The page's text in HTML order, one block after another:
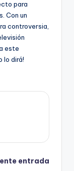
para
Con un
controversia,
este
lo dirá!
entrada